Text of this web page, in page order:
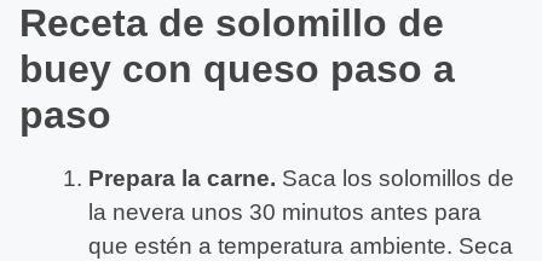
Receta de solomillo de
buey con queso paso a
paso
Prepara la carne. Saca los solomillos de
la nevera unos 30 minutos antes para
que estén a temperatura ambiente. Seca